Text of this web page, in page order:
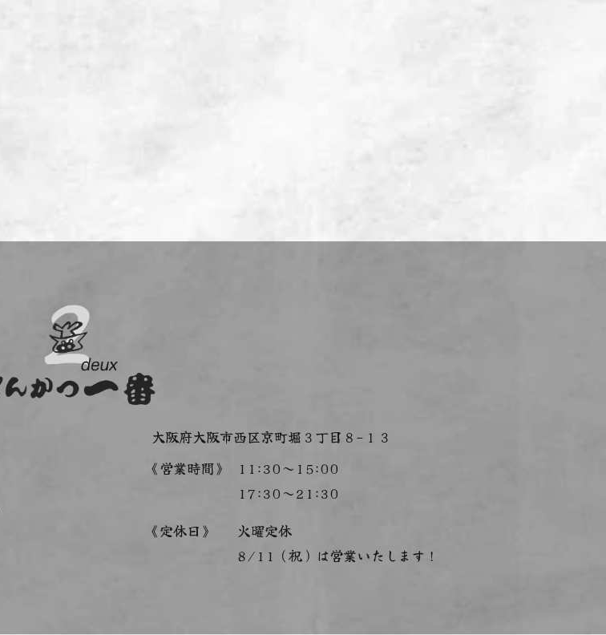
大阪府大阪市西区京町堀３丁目８−１３
《営業時間》
11:30～15:00
17:30～21:30
《定休日》
火曜定休
8/11（祝）は営業いたします！